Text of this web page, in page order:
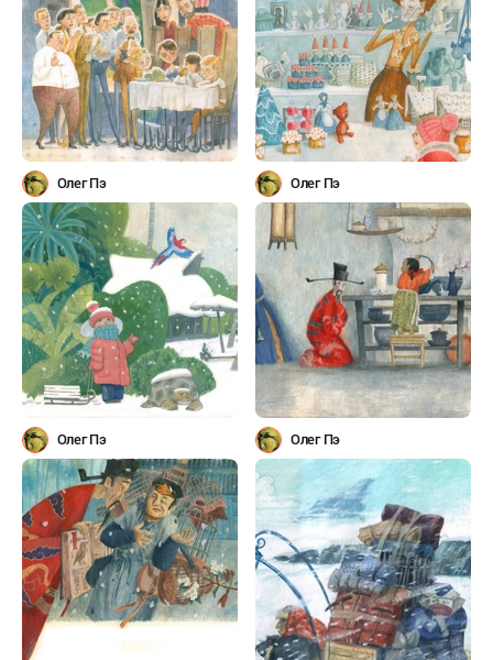
Олег Пэ Олег Пэ
Олег Пэ Олег Пэ